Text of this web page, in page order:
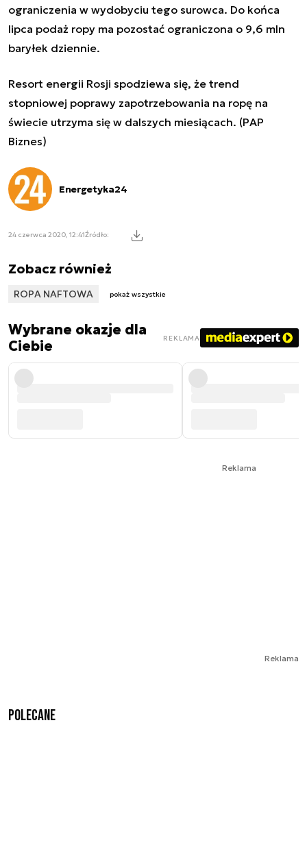
ograniczenia w wydobyciu tego surowca. Do końca
lipca podaż ropy ma pozostać ograniczona o 9,6 mln
baryłek dziennie.
Resort energii Rosji spodziewa się, że trend
stopniowej poprawy zapotrzebowania na ropę na
świecie utrzyma się w dalszych miesiącach. (PAP
Biznes)
Energetyka24
24 czerwca 2020, 12:41Źródło:
Zobacz również
ROPA NAFTOWA pokaż wszystkie
Wybrane okazje dla
Ciebie
REKLAMA
Reklama
Reklama
Polecane